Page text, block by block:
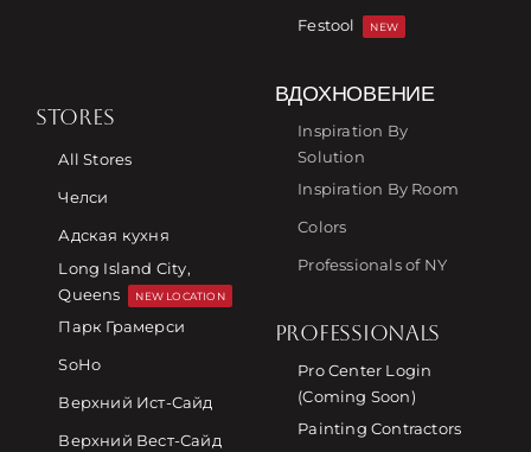
Festool
NEW
STORES
All Stores
Челси
Адская кухня
Long Island City,
Queens
NEW LOCATION
Парк Грамерси
SoHo
Верхний Ист-Сайд
Верхний Вест-Сайд
ВДОХНОВЕНИЕ
Inspiration By
Solution
Inspiration By Room
Colors
Professionals of NY
PROFESSIONALS
Pro Center Login
(Coming Soon)
Painting Contractors